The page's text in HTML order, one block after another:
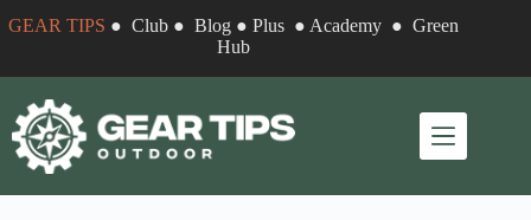
para
conteúdo
GEAR TIPS ●Club ●Blog ●Plus ● Academy ●Green
Hub